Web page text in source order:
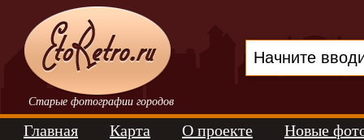
Старые фотографии городов
Главная Карта О проекте Новые